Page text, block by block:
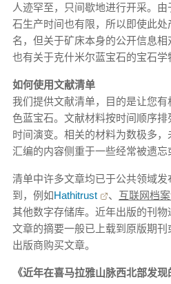
人迹罕至，只间歇地进行开采。
石生产时间也有限，所以即使此
名，但关于矿床本身的公开信息
也有关于克什米尔蓝宝石的宝石学
如何使用文献清单
我们提供文献清单，目的是让您
色蓝宝石。文献材料按时间顺序
时间演变。相关的材料为数极多
汇编的内容侧重于一些经常被遗忘
清单中许多文章均已于公共领域
到，例如Hathitrust 、 互联网档
其他数字存储库。近年出版的刊
文章的摘要一般已上载到原版期
出版商购买文章。
《近年在喜马拉雅山脉西北部发